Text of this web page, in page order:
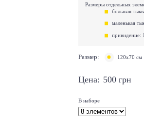
Размеры отдельных
большая
маленькая
привидение:
Размер: 120х70 см
Цена: 500 грн
В наборе